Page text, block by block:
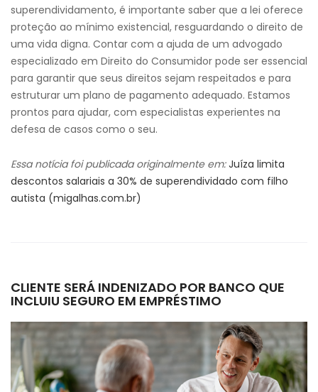
superendividamento, é importante saber que a lei oferece
proteção ao mínimo existencial, resguardando o direito de
uma vida digna. Contar com a ajuda de um advogado
especializado em Direito do Consumidor pode ser essencial
para garantir que seus direitos sejam respeitados e para
estruturar um plano de pagamento adequado. Estamos
prontos para ajudar, com especialistas experientes na
defesa de casos como o seu.
Essa notícia foi publicada originalmente em: Juíza limita
descontos salariais a 30% de superendividado com filho
autista (migalhas.com.br)
CLIENTE SERÁ INDENIZADO POR BANCO QUE
INCLUIU SEGURO EM EMPRÉSTIMO